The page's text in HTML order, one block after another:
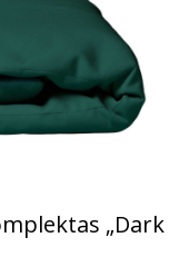
„Dark